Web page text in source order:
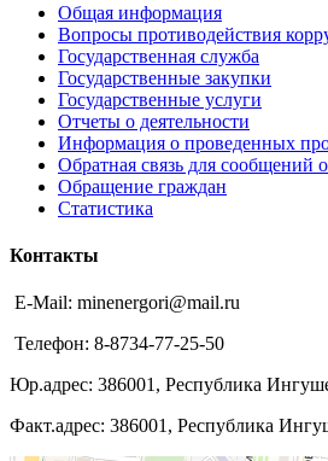
Общая информация
Вопросы противодействия
Государственная служба
Государственные закупки
Государственные услуги
Отчеты о деятельности
Информация о проведенных
Обратная связь для сообщений
Обращение граждан
Статистика
Контакты
E-Mail: minenergori@mail.ru
Телефон: 8-8734-77-25-50
Юр.адрес: 386001, Республика
Факт.адрес: 386001, Республика